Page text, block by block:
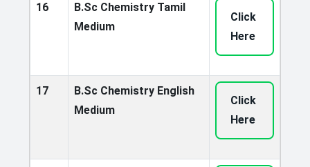
16
B.Sc Chemistry Tamil
Medium
Click
Here
17
B.Sc Chemistry English
Medium
Click
Here